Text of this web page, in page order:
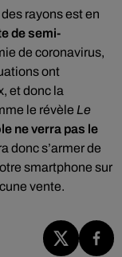
rayons est en
de semi-
de coronavirus,
ont
et donc la
le révèle Le
ne verra pas le
donc s’armer de
smartphone sur
vente.